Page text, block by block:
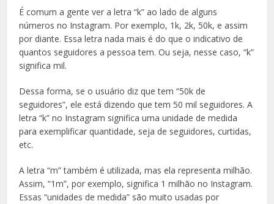
É comum a gente ver a letra “k” ao lado de alguns
números no Instagram. Por exemplo, 1k, 2k, 50k, e assim
por diante. Essa letra nada mais é do que o indicativo de
quantos seguidores a pessoa tem. Ou seja, nesse caso, “k”
significa mil.
Dessa forma, se o usuário diz que tem “50k de
seguidores”, ele está dizendo que tem 50 mil seguidores. A
letra “k” no Instagram significa uma unidade de medida
para exemplificar quantidade, seja de seguidores, curtidas,
etc.
A letra “m” também é utilizada, mas ela representa milhão.
Assim, “1m”, por exemplo, significa 1 milhão no Instagram.
Essas “unidades de medida” são muito usadas por